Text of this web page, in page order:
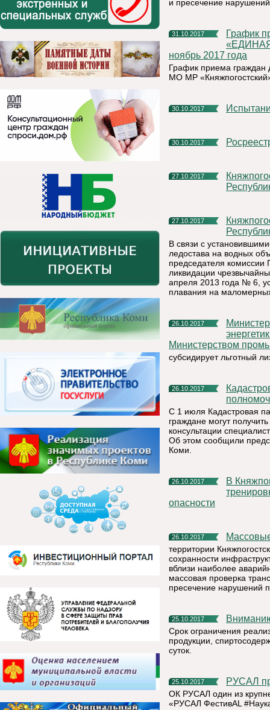
и пресечение
31.10.2017
График приема граждан депутатской группой Партии
«ЕДИНАЯ
ноябрь 2017 года
График приема
МО МР
30.10.2017
30.10.2017
27.10.2017
Княжпогостский участок ФКУ «Центр ГИМС МЧС России по
27.10.2017
Княжпогостский участок ФКУ «Центр ГИМС МЧС России по
В связи с
ледостава на водных
председателя комиссии
ликвидации
апреля 2013 года № 6,
плавания на
26.10.2017
Министерство промышленности, природных ресурсов,
Министерством
субсидирует льготный
26.10.2017
Кадастровая палата по Республике Коми расширяет свои
С 1 июля Кадастровая
граждане могут
консультации
Об этом сообщили
Коми.
26.10.2017
В Княжпогостском районе проведена командно – штабная
опасности
26.10.2017
территории
сохранности
вблизи наиболее
массовая проверка
пресечение нарушений
25.10.2017
Срок ограничения
продукции,
суток.
25.10.2017 РУСАЛ
ОК РУСАЛ один из
«РУСАЛ ФестивАL